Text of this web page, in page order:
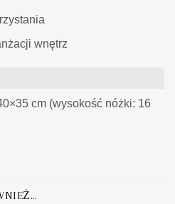
wnętrz
cm (wysokość nóżki: 16